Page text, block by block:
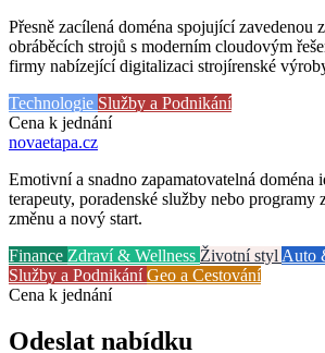
Přesně zacílená doména spojující
obráběcích strojů s moderním cloudovým
firmy nabízející digitalizaci strojírenské
Technologie Služby a Podnikání
Cena k jednání
novaetapa.cz
Emotivní a snadno zapamatovatelná doména
terapeuty, poradenské služby nebo programy
změnu a nový start.
Finance Zdraví & Wellness Životní styl Auto
Služby a PodnikáníGeo a Cestování
Cena k jednání
Odeslat nabídku